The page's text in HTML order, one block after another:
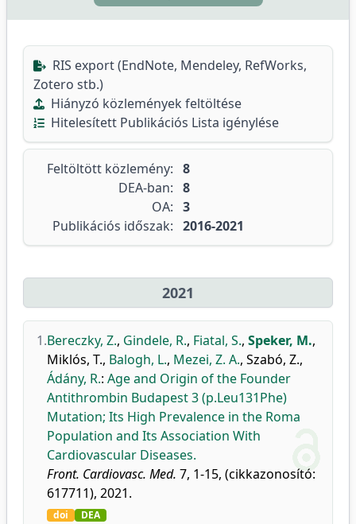
RIS export (EndNote, Mendeley, RefWorks,
Zotero stb.)
Hiányzó közlemények feltöltése
Hitelesített Publikációs Lista igénylése
Feltöltött közlemény: 8
DEA-ban: 8
OA: 3
Publikációs időszak: 2016-2021
2021
1.Bereczky, Z., Gindele, R., Fiatal, S., Speker, M.,
Miklós, T., Balogh, L., Mezei, Z. A., Szabó, Z.,
Ádány, R.: Age and Origin of the Founder
Antithrombin Budapest 3 (p.Leu131Phe)
Mutation; Its High Prevalence in the Roma
Population and Its Association With
Cardiovascular Diseases.
Front. Cardiovasc. Med. 7, 1-15, (cikkazonosító:
617711), 2021.
doi DEA